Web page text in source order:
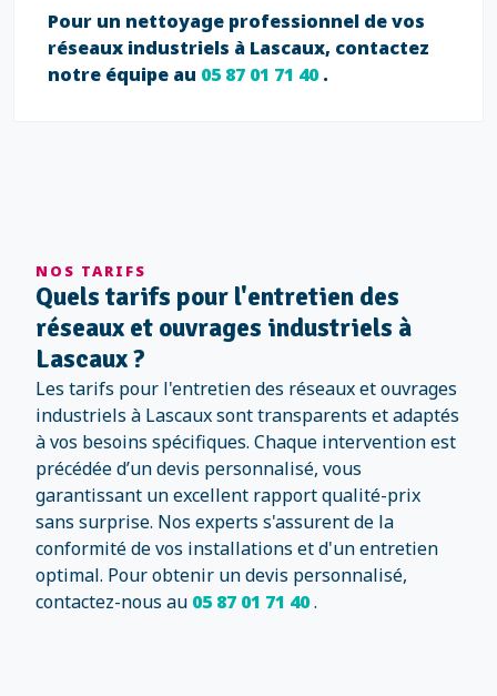
Pour un nettoyage professionnel de vos
réseaux industriels à Lascaux, contactez
notre équipe au 05 87 01 71 40.
NOS TARIFS
Quels tarifs pour l'entretien des
réseaux et ouvrages industriels à
Lascaux ?
Les tarifs pour l'entretien des réseaux et ouvrages
industriels à Lascaux sont transparents et adaptés
à vos besoins spécifiques. Chaque intervention est
précédée d’un devis personnalisé, vous
garantissant un excellent rapport qualité-prix
sans surprise. Nos experts s'assurent de la
conformité de vos installations et d'un entretien
optimal. Pour obtenir un devis personnalisé,
contactez-nous au 05 87 01 71 40.